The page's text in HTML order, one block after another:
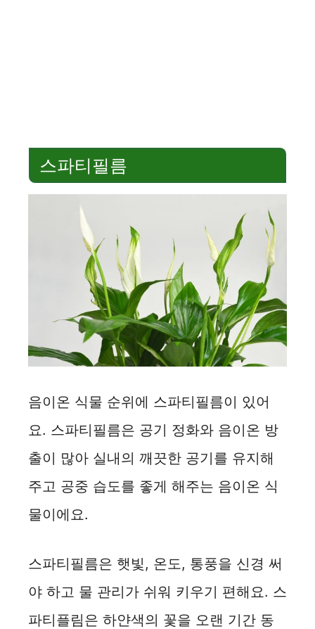
스파티필름
음이온 식물 순위에 스파티필름이 있어
요. 스파티필름은 공기 정화와 음이온 방
출이 많아 실내의 깨끗한 공기를 유지해
주고 공중 습도를 좋게 해주는 음이온 식
물이에요.
스파티필름은 햇빛, 온도, 통풍을 신경 써
야 하고 물 관리가 쉬워 키우기 편해요. 스
파티플림은 하얀색의 꽃을 오랜 기간 동